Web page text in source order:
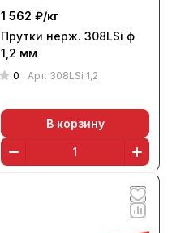
1 562 ₽/кг
Прутки нерж. 308LSi ф
1,2 мм
0 Арт. 308LSi 1,2
В корзину